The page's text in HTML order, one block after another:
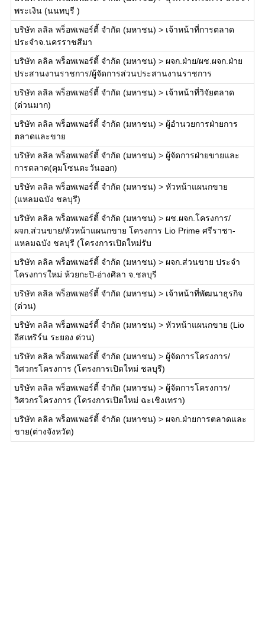
พระเงิน (นนทบุรี )
บริษัท ลลิล พร็อพเพอร์ตี้ จำกัด (มหาชน) > เจ้าหน้าที่การตลาด
ประจำจ.นครราชสีมา
บริษัท ลลิล พร็อพเพอร์ตี้ จำกัด (มหาชน) > ผจก.ฝ่าย/ผช.ผจก.ฝ่าย
ประสานงานราชการ/ผู้จัดการส่วนประสานงานราชการ
บริษัท ลลิล พร็อพเพอร์ตี้ จำกัด (มหาชน) > เจ้าหน้าที่วิจัยตลาด
(ด่วนมาก)
บริษัท ลลิล พร็อพเพอร์ตี้ จำกัด (มหาชน) > ผู้อำนวยการฝ่ายการ
ตลาดและขาย
บริษัท ลลิล พร็อพเพอร์ตี้ จำกัด (มหาชน) > ผู้จัดการฝ่ายขายและ
การตลาด(คุมโซนตะวันออก)
บริษัท ลลิล พร็อพเพอร์ตี้ จำกัด (มหาชน) > หัวหน้าแผนกขาย
(แหลมฉบัง ชลบุรี)
บริษัท ลลิล พร็อพเพอร์ตี้ จำกัด (มหาชน) > ผช.ผจก.โครงการ/
ผจก.ส่วนขาย/หัวหน้าแผนกขาย โครงการ Lio Prime ศรีราชา-
แหลมฉบัง ชลบุรี (โครงการเปิดใหม่รับ
บริษัท ลลิล พร็อพเพอร์ตี้ จำกัด (มหาชน) > ผจก.ส่วนขาย ประจำ
โครงการใหม่ ห้วยกะปิ-อ่างศิลา จ.ชลบุรี
บริษัท ลลิล พร็อพเพอร์ตี้ จำกัด (มหาชน) > เจ้าหน้าที่พัฒนาธุรกิจ
(ด่วน)
บริษัท ลลิล พร็อพเพอร์ตี้ จำกัด (มหาชน) > หัวหน้าแผนกขาย (Lio
อีสเทริร์น ระยอง ด่วน)
บริษัท ลลิล พร็อพเพอร์ตี้ จำกัด (มหาชน) > ผู้จัดการโครงการ/
วิศวกรโครงการ (โครงการเปิดใหม่ ชลบุรี)
บริษัท ลลิล พร็อพเพอร์ตี้ จำกัด (มหาชน) > ผู้จัดการโครงการ/
วิศวกรโครงการ (โครงการเปิดใหม่ ฉะเชิงเทรา)
บริษัท ลลิล พร็อพเพอร์ตี้ จำกัด (มหาชน) > ผจก.ฝ่ายการตลาดและ
ขาย(ต่างจังหวัด)